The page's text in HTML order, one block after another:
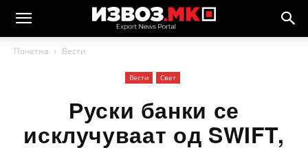
Почетна Вести
Вести Свет
Руски банки се
исклучуваат од SWIFT,